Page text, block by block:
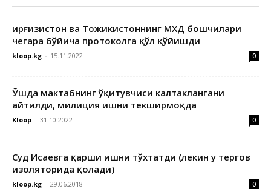
Қирғизистон ва Тожикистоннинг МХДҚ бошчилари
чегара бўйича протоколга қўл қўйишди
kloop.kg - 15.11.2022 0
Ўшда мактабнинг ўқитувчиси калтаклангани
айтилди, милиция ишни текширмоқда
Kloop - 31.10.2022 0
Суд Исаевга қарши ишни тўхтатди (лекин у тергов
изоляторида қолади)
kloop.kg - 29.06.2018 0